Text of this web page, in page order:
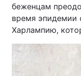
беженцам
время эпидемии
Харлампию,